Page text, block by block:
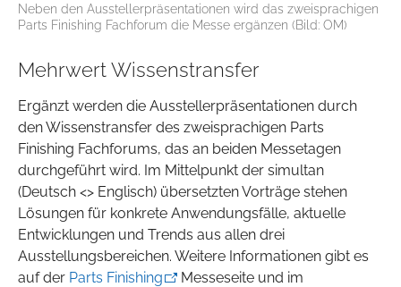
Neben den Ausstellerpräsentationen wird das zweisprachigen
Parts Finishing Fachforum die Messe ergänzen (Bild: OM)
Mehrwert Wissenstransfer
Ergänzt werden die Ausstellerpräsentationen durch
den Wissenstransfer des zweisprachigen Parts
Finishing Fachforums, das an beiden Messetagen
durchgeführt wird. Im Mittelpunkt der simultan
(Deutsch <> Englisch) übersetzten Vorträge stehen
Lösungen für konkrete Anwendungsfälle, aktuelle
Entwicklungen und Trends aus allen drei
Ausstellungsbereichen. Weitere Informationen gibt es
auf der Parts Finishing
Messeseite und im